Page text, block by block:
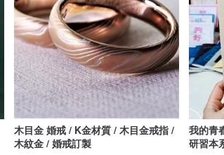
木目金 婚戒 / K金材質 / 木目金戒指 /
木紋金 / 婚戒訂製
我的青
研習本